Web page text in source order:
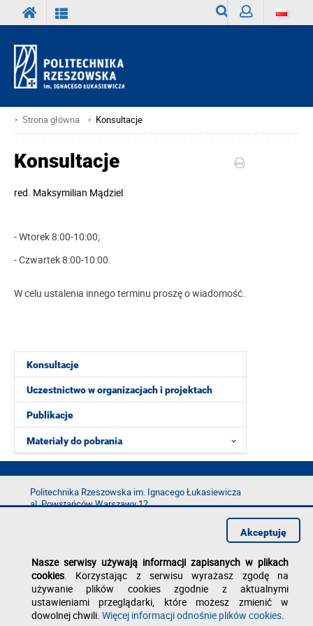
Strona główna Konsultacje
Konsultacje
Uczestnictwo w organizacjach i projektach
Publikacje
Materiały do pobrania
Konsultacje
red. Maksymilian Mądziel
- Wtorek 8:00-10:00;
- Czwartek 8:00-10:00.
W celu ustalenia innego terminu proszę o wiadomość.
Politechnika Rzeszowska im. Ignacego Łukasiewicza
al. Powstańców Warszawy 12
e-mail:kancelaria@prz.edu.pl
Deklaracja dostępności
Polityka prywatności
Zgłoś błąd na stronie
Nasze serwisy używają informacji zapisanych w plikach
cookies. Korzystając z serwisu wyrażasz zgodę na
używanie plików cookies zgodnie z aktualnymi
ustawieniami przeglądarki, które możesz zmienić w
dowolnej chwili. Więcej informacji odnośnie plików cookies.
Akceptuję